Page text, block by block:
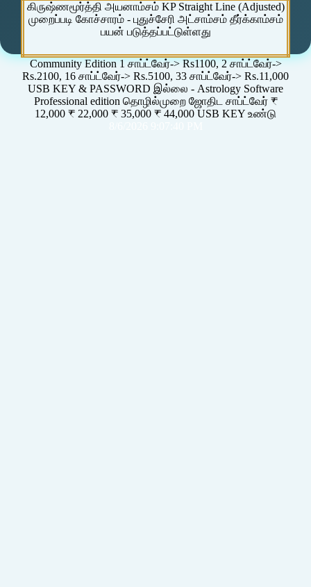
கிருஷ்ணமூர்த்தி அயனாம்சம் KP Straight Line (Adjusted)
முறைப்படி கோச்சாரம் - புதுச்சேரி அட்சாம்சம் தீர்க்காம்சம்
பயன் படுத்தப்பட்டுள்ளது
Community Edition 1 சாப்ட்வேர்-> Rs1100, 2 சாப்ட்வேர்->
Rs.2100, 16 சாப்ட்வேர்-> Rs.5100, 33 சாப்ட்வேர்-> Rs.11,000
USB KEY & PASSWORD இல்லை - Astrology Software
Professional edition தொழில்முறை ஜோதிட சாப்ட்வேர் ₹
12,000 ₹ 22,000 ₹ 35,000 ₹ 44,000 USB KEY உண்டு